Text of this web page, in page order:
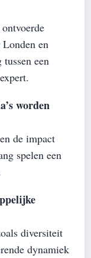
en
een
worden
de impact
spelen een
diversiteit
dynamiek